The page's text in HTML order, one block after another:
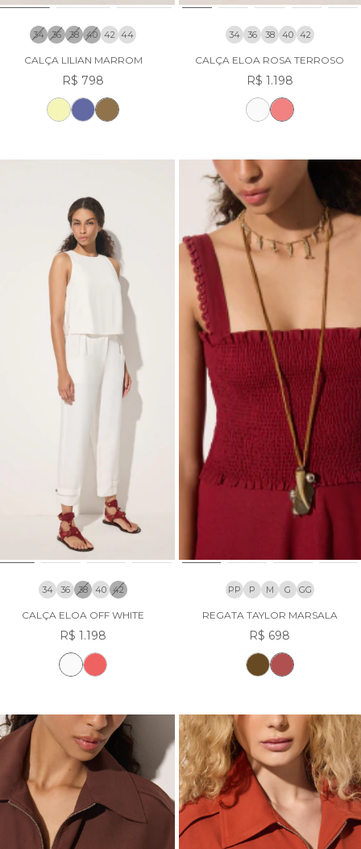
34 36 38 40 42 44
CALÇA LILIAN MARROM
R$ 798
34 36 38 40 42
CALÇA ELOA ROSA TERROSO
R$ 1.198
34 36 38 40 42
CALÇA ELOA OFF WHITE
R$ 1.198
PP P M G GG
REGATA TAYLOR MARSALA
R$ 698